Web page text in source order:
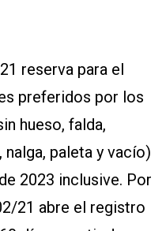
reserva para el
preferidos por los
hueso, falda,
paleta y vacío)
2023 inclusive. Por
21 abre el registro